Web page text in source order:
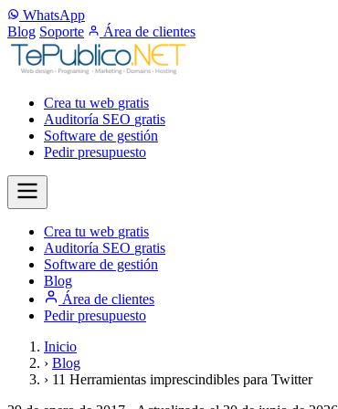
WhatsApp
Blog Soporte Área de clientes
Crea tu web gratis
Auditoría SEO gratis
Software de gestión
Pedir presupuesto
Crea tu web gratis
Auditoría SEO gratis
Software de gestión
Blog
Área de clientes
Pedir presupuesto
Inicio
› Blog
› 11 Herramientas imprescindibles para Twitter